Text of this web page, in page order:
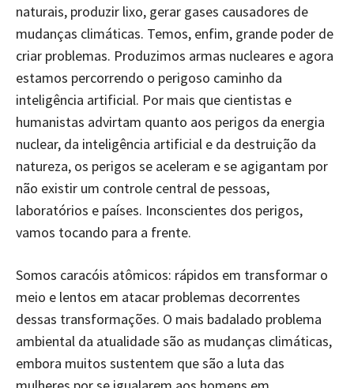
naturais, produzir lixo, gerar gases causadores de
mudanças climáticas. Temos, enfim, grande poder de
criar problemas. Produzimos armas nucleares e agora
estamos percorrendo o perigoso caminho da
inteligência artificial. Por mais que cientistas e
humanistas advirtam quanto aos perigos da energia
nuclear, da inteligência artificial e da destruição da
natureza, os perigos se aceleram e se agigantam por
não existir um controle central de pessoas,
laboratórios e países. Inconscientes dos perigos,
vamos tocando para a frente.
Somos caracóis atômicos: rápidos em transformar o
meio e lentos em atacar problemas decorrentes
dessas transformações. O mais badalado problema
ambiental da atualidade são as mudanças climáticas,
embora muitos sustentem que são a luta das